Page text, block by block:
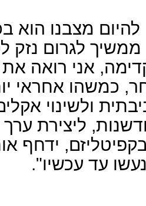
מצבנו הוא
לגרום נזק
אני רואה את
כמשהו אחראי
ולשינוי
ליצירת ערך
ידחף
עד עכשיו".